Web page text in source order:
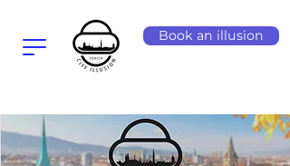
Book an illusion